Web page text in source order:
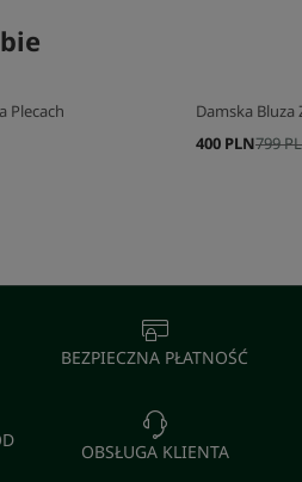
Plecach
Damska
799
400 PLN
BEZPIECZNA PŁATNOŚĆ
OBSŁUGA KLIENTA